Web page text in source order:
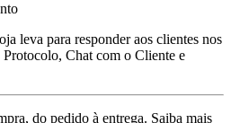
leva para responder aos clientes nos
Protocolo, Chat com o Cliente e
do pedido à entrega. Saiba mais